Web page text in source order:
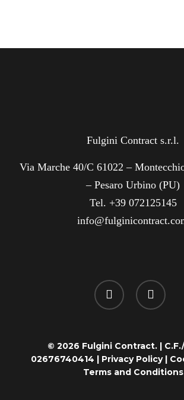
Fulgini Contract s.r.l.
Via Marche 40/C 61022 –
– Pesaro Urbino (PU)
Tel. +39 072125145
linkedin instagram
© 2026 Fulgini Contract. | C.F./
02676740414 | Privacy Policy|
Terms and Conditions